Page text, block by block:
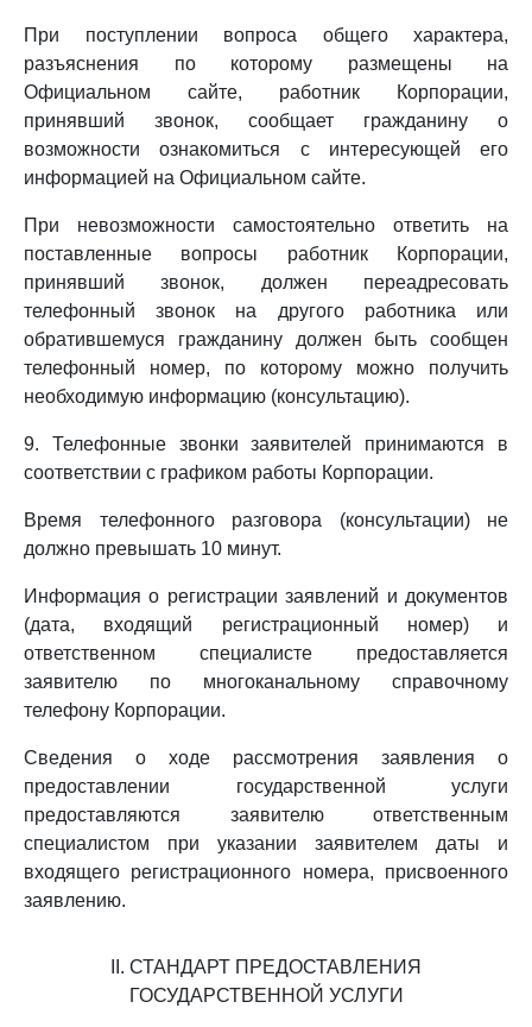
При поступлении вопроса общего характера,
разъяснения по которому размещены на
Официальном сайте, работник Корпорации,
принявший звонок, сообщает гражданину о
возможности ознакомиться с интересующей его
информацией на Официальном сайте.
При невозможности самостоятельно ответить на
поставленные вопросы работник Корпорации,
принявший звонок, должен переадресовать
телефонный звонок на другого работника или
обратившемуся гражданину должен быть сообщен
телефонный номер, по которому можно получить
необходимую информацию (консультацию).
9. Телефонные звонки заявителей принимаются в
соответствии с графиком работы Корпорации.
Время телефонного разговора (консультации) не
должно превышать 10 минут.
Информация о регистрации заявлений и документов
(дата, входящий регистрационный номер) и
ответственном специалисте предоставляется
заявителю по многоканальному справочному
телефону Корпорации.
Сведения о ходе рассмотрения заявления о
предоставлении государственной услуги
предоставляются заявителю ответственным
специалистом при указании заявителем даты и
входящего регистрационного номера, присвоенного
заявлению.
II. СТАНДАРТ ПРЕДОСТАВЛЕНИЯ
ГОСУДАРСТВЕННОЙ УСЛУГИ